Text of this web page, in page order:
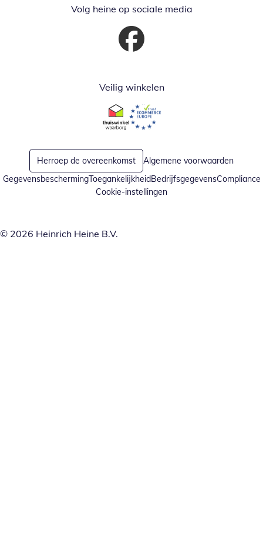
Volg heine op sociale media
Opent in nieuw venster
Veilig winkelen
Opent in nieuw venster
Opent in nieuw venster
Herroep de overeenkomst
Algemene voorwaarden
GegevensbeschermingToegankelijkheidBedrijfsgegevensCompliance
Cookie-instellingen
© 2026 Heinrich Heine B.V.